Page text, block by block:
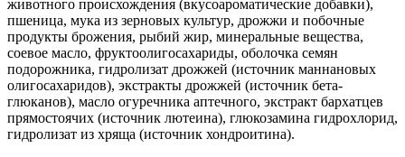
животного происхождения (вкусоароматические добавки),
пшеница, мука из зерновых культур, дрожжи и побочные
продукты брожения, рыбий жир, минеральные вещества,
соевое масло, фруктоолигосахариды, оболочка семян
подорожника, гидролизат дрожжей (источник мaннановых
олигосахаридов), экстракты дрожжей (источник бета-
глюканов), масло огуречника аптечного, экстракт бархатцев
прямостоячих (источник лютеина), глюкозамина гидрохлорид,
гидролизат из хряща (источник хондроитина).